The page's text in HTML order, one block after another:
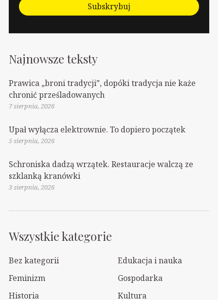
Subskrybuj
Najnowsze teksty
Prawica „broni tradycji”, dopóki tradycja nie każe
chronić prześladowanych
7 sierpnia, 2026
Upał wyłącza elektrownie. To dopiero początek
5 sierpnia, 2026
Schroniska dadzą wrzątek. Restauracje walczą ze
szklanką kranówki
3 sierpnia, 2026
Wszystkie kategorie
Bez kategorii
Edukacja i nauka
Feminizm
Gospodarka
Historia
Kultura